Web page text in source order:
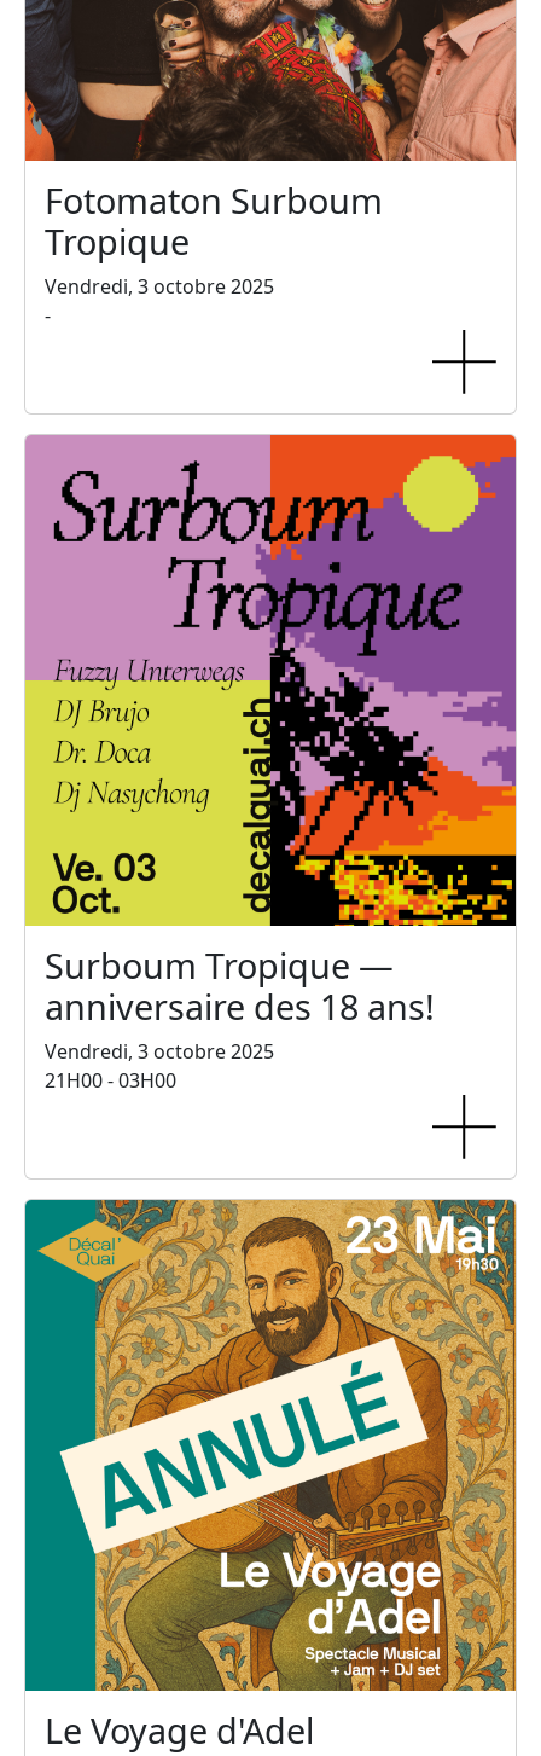
Fotomaton Surboum
Tropique
Vendredi, 3 octobre 2025
-
Surboum Tropique —
anniversaire des 18 ans!
Vendredi, 3 octobre 2025
21H00 - 03H00
Le Voyage d'Adel